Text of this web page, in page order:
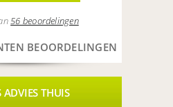
56 beoordelingen
BEOORDELINGEN
ADVIES THUIS